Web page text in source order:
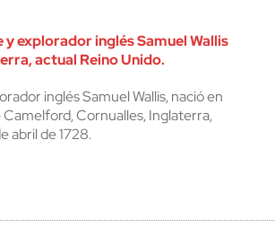
y explorador inglés Samuel Wallis
actual Reino Unido.
inglés Samuel Wallis, nació en
Cornualles, Inglaterra,
abril de 1728.